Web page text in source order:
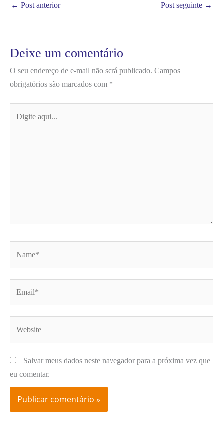
← Post anterior Post seguinte →
Deixe um comentário
O seu endereço de e-mail não será publicado. Campos
obrigatórios são marcados com *
aqui...
Salvar meus dados neste navegador para a próxima vez que
eu comentar.